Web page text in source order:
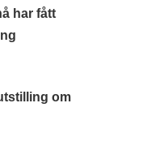
har fått
om